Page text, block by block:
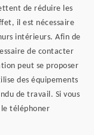
de réduire les
il est nécessaire
intérieurs. Afin de
de contacter
peut se proposer
des équipements
de travail. Si vous
téléphoner